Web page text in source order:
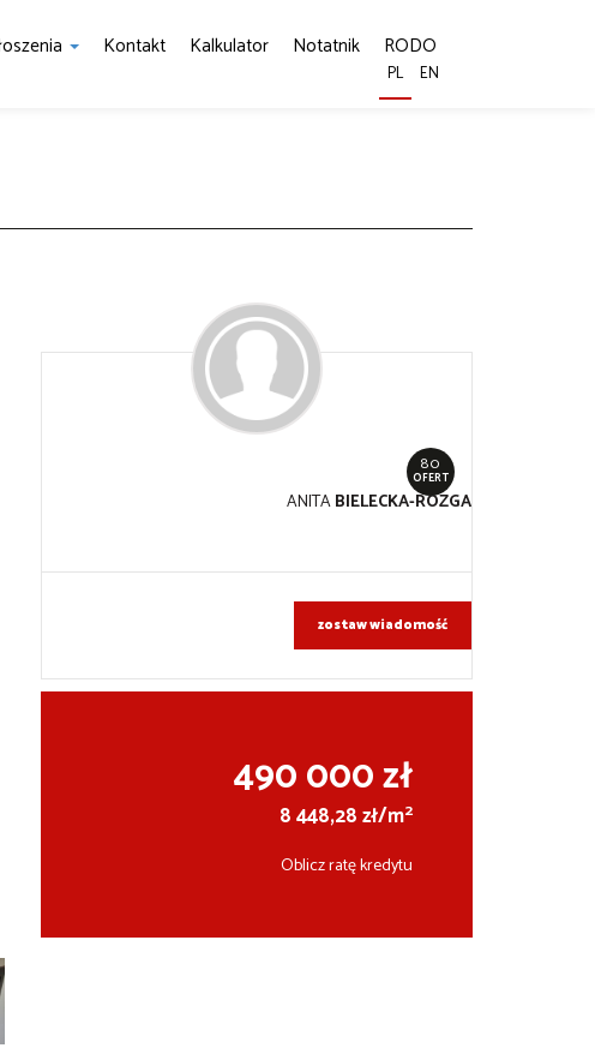
Kontakt Kalkulator Notatnik RODO
PL EN
80
OFERT
ANITABIELECKA-RÓZGA
zostaw wiadomość
490 000 zł
8 448,28 zł/m2
Oblicz ratę kredytu